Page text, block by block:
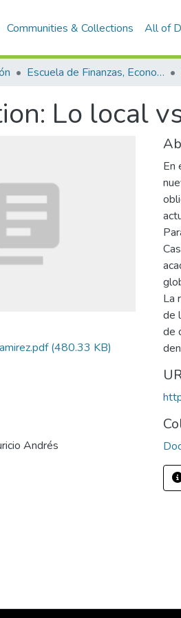
Communities & Collections All of
Escuela de Finanzas, Economía y Gobierno
Lo local
(480.33 KB)
Andrés
En
La
de
de